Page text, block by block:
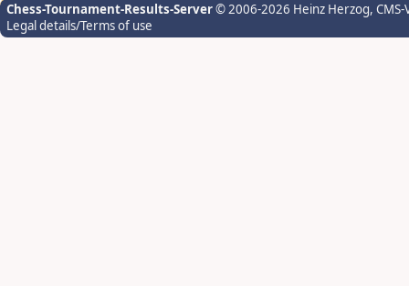
Chess-Tournament-Results-Server© 2006-2026 Heinz Herzog,
Legal details/Terms of use